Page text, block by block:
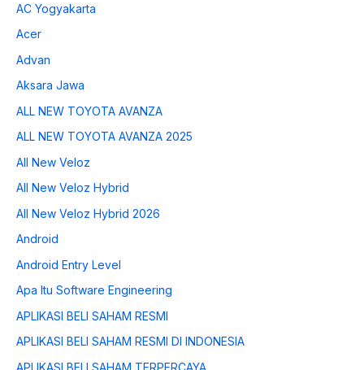
AC Yogyakarta
Acer
Advan
Aksara Jawa
ALL NEW TOYOTA AVANZA
ALL NEW TOYOTA AVANZA 2025
All New Veloz
All New Veloz Hybrid
All New Veloz Hybrid 2026
Android
Android Entry Level
Apa Itu Software Engineering
APLIKASI BELI SAHAM RESMI
APLIKASI BELI SAHAM RESMI DI INDONESIA
APLIKASI BELI SAHAM TERPERCAYA